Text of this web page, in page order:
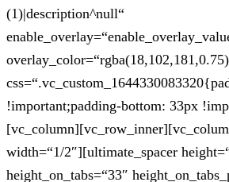
(1)|description^null“
!important;padding-bottom: 33px
width=“1/2″][ultimate_spacer
height_on_tabs=“33″